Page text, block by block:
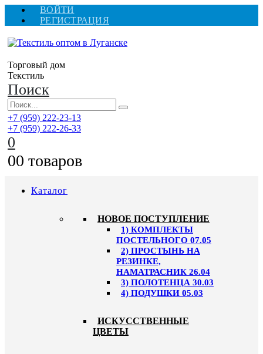
ВОЙТИ
РЕГИСТРАЦИЯ
Торговый дом
Текстиль
Поиск
+7 (959) 222-23-13
+7 (959) 222-26-33
0
00 товаров
Каталог
HОВОЕ ПОСТУПЛЕНИЕ
1) КОМПЛЕКТЫ
ПОСТЕЛЬНОГО 07.05
2) ПРОСТЫНЬ НА
РЕЗИНКЕ,
НАМАТРАСНИК 26.04
3) ПОЛОТЕНЦА 30.03
4) ПОДУШКИ 05.03
ИСКУССТВЕННЫЕ
ЦВЕТЫ